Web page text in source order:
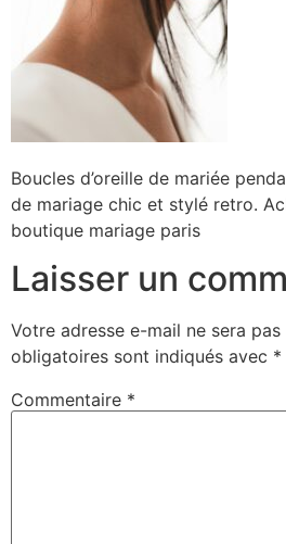
Boucles d’oreille de mariée
de mariage chic et stylé retro.
boutique mariage paris
Laisser un
Votre adresse e-mail ne sera pas
obligatoires sont indiqués avec *
Commentaire *